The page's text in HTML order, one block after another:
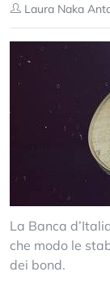
Laura Naka
La Banca
che modo le
dei bond.